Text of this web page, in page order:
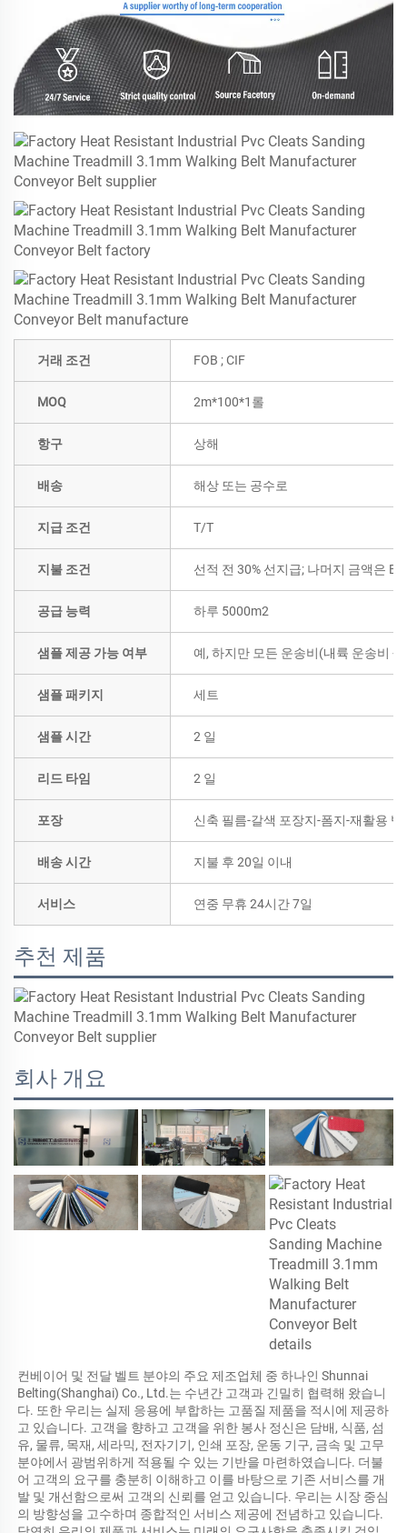
거래 조건 FOB ; CIF
MOQ 2m*100*1롤
항구 상해
배송 해상 또는 공수로
지급 조건 T/T
지불 조건 선적 전 30% 선지급; 나머지 금액은
공급 능력 하루 5000m2
샘플 제공 가능 여부 예, 하지만 모든 운송비(내륙 운송비
샘플 패키지 세트
샘플 시간 2 일
리드 타임 2 일
포장 신축 필름-갈색 포장지-폼지-재활용 벨
배송 시간 지불 후 20일 이내
서비스 연중 무휴 24시간 7일
추천 제품
회사 개요
컨베이어 및 전달 벨트 분야의 주요 제조업체 중 하나인 Shunnai
Belting(Shanghai) Co., Ltd.는 수년간 고객과 긴밀히 협력해 왔습니
다. 또한 우리는 실제 응용에 부합하는 고품질 제품을 적시에 제공하
고 있습니다. 고객을 향하고 고객을 위한 봉사 정신은 담배, 식품, 섬
유, 물류, 목재, 세라믹, 전자기기, 인쇄 포장, 운동 기구, 금속 및 고무
분야에서 광범위하게 적용될 수 있는 기반을 마련하였습니다. 더불
어 고객의 요구를 충분히 이해하고 이를 바탕으로 기존 서비스를 개
발 및 개선함으로써 고객의 신뢰를 얻고 있습니다. 우리는 시장 중심
의 방향성을 고수하며 종합적인 서비스 제공에 전념하고 있습니다.